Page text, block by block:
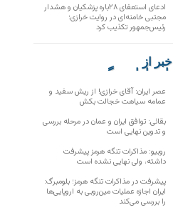
ادعای استعفای ۲۸باره پزشکیان و هشدار
مجتبی خامنه‌ای در روایت خرازی؛
رئیس‌جمهور تکذیب کرد
خبر از
تارنماهای دیگر
عصر ایران: آقای خرازی! از ریش سفید و
عمامه سیاهت خجالت بکش
بقائی: توافق ایران و عمان در مرحله بررسی
و تدوین نهایی است
روبیو: مذاکرات تنگه هرمز پیشرفت
داشته، ولی نهایی نشده است
پیشرفت در مذاکرات تنگه هرمز؛ بلومبرگ:
ایران اجازه عملیات مین‌روبی به اروپایی‌ها
را بررسی می‌کند